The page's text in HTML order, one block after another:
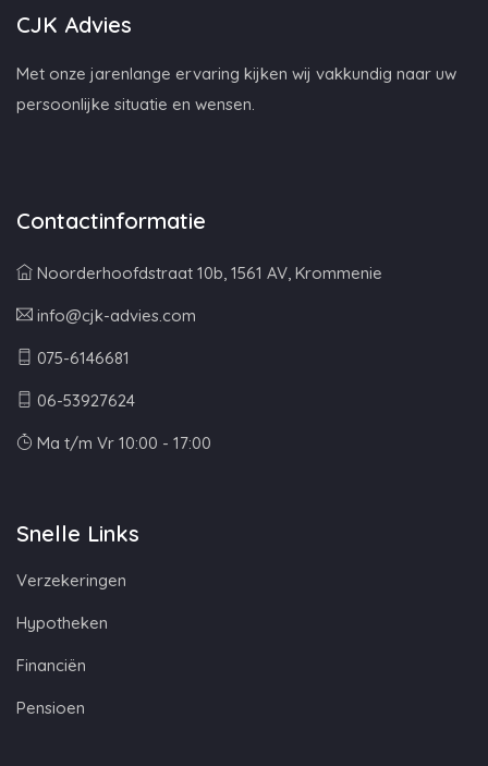
CJK Advies
Met onze jarenlange ervaring kijken wij vakkundig naar uw
persoonlijke situatie en wensen.
Contactinformatie
Noorderhoofdstraat 10b, 1561 AV, Krommenie
info@cjk-advies.com
075-6146681
06-53927624
Ma t/m Vr 10:00 - 17:00
Snelle Links
Verzekeringen
Hypotheken
Financiën
Pensioen